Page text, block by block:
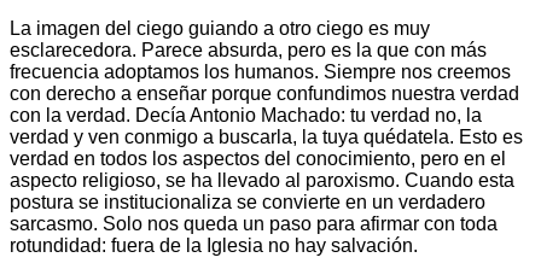
La imagen del ciego guiando a otro ciego es muy
esclarecedora. Parece absurda, pero es la que con más
frecuencia adoptamos los humanos. Siempre nos creemos
con derecho a enseñar porque confundimos nuestra verdad
con la verdad. Decía Antonio Machado: tu verdad no, la
verdad y ven conmigo a buscarla, la tuya quédatela. Esto es
verdad en todos los aspectos del conocimiento, pero en el
aspecto religioso, se ha llevado al paroxismo. Cuando esta
postura se institucionaliza se convierte en un verdadero
sarcasmo. Solo nos queda un paso para afirmar con toda
rotundidad: fuera de la Iglesia no hay salvación.